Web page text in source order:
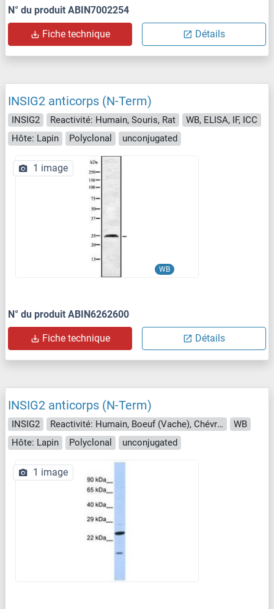
N° du produit ABIN7002254
Fiche technique Détails
INSIG2 anticorps (N-Term)
INSIG2 Reactivité: Humain, Souris, Rat
WB, ELISA, IF, ICC
Hôte: Lapin
Polyclonal unconjugated
WB
1 image
N° du produit ABIN6262600
Fiche technique Détails
INSIG2 anticorps (N-Term)
INSIG2 Reactivité: Humain, Boeuf (Vache), Chévre, Cheval, Lapin, Singe
WB
Hôte: Lapin
Polyclonal unconjugated
1 image